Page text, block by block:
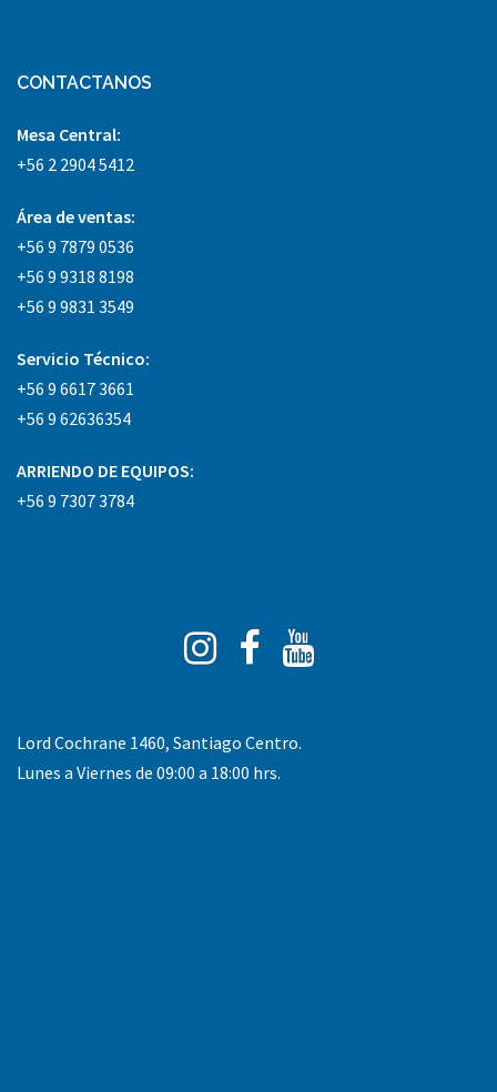
CONTACTANOS
Mesa Central:
+56 2 2904 5412
Área de ventas:
+56 9 7879 0536
+56 9 9318 8198
+56 9 9831 3549
Servicio Técnico:
+56 9 6617 3661
+56 9 62636354
ARRIENDO DE EQUIPOS:
+56 9 7307 3784
Instagram
Facebook
Tube
Lord Cochrane 1460, Santiago Centro.
Lunes a Viernes de 09:00 a 18:00 hrs.